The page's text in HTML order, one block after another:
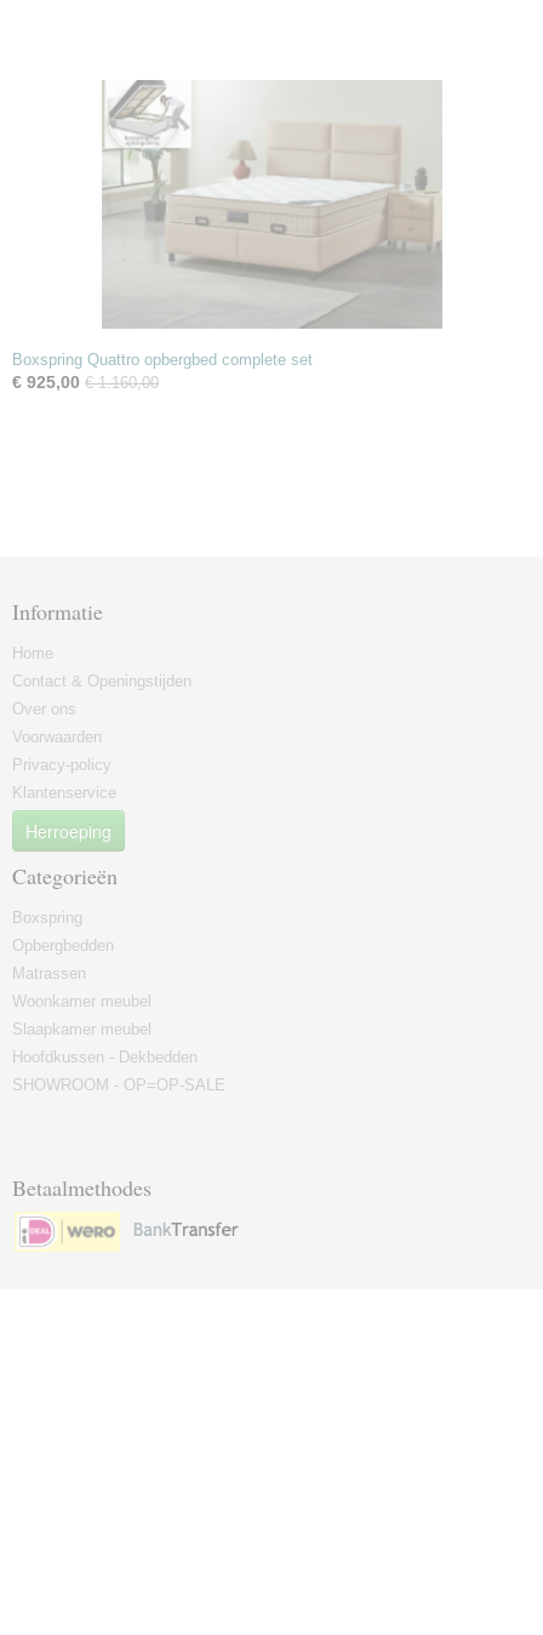
Boxspring Quattro opbergbed complete set
€ 925,00 € 1.160,00
Informatie
Home
Contact & Openingstijden
Over ons
Voorwaarden
Privacy-policy
Klantenservice
Herroeping
Categorieën
Boxspring
Opbergbedden
Matrassen
Woonkamer meubel
Slaapkamer meubel
Hoofdkussen - Dekbedden
SHOWROOM - OP=OP-SALE
Betaalmethodes